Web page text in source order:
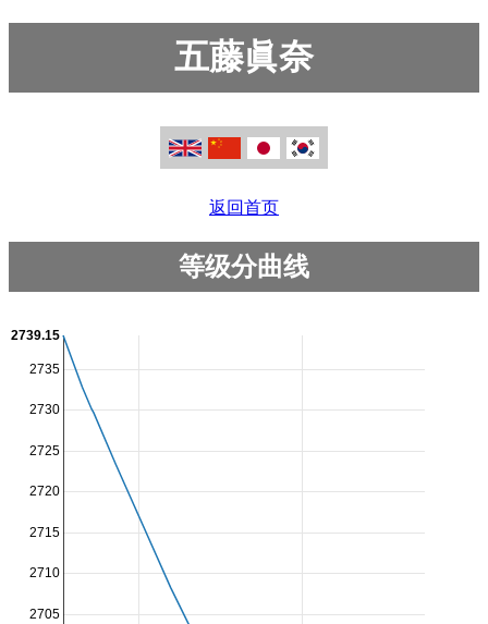
五藤眞奈
返回首页
等级分曲线
2705
2710
2715
2720
2725
2730
2735
2739.15